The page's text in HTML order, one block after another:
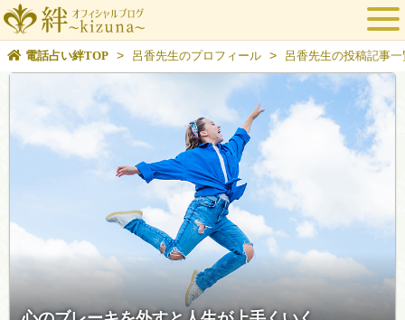
電話占い絆TOP > 呂香先生のプロフィール > 呂香先生の投稿記事一